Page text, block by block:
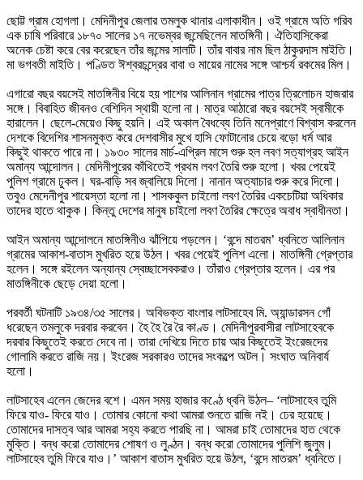
ছোট্ট গ্রাম হোগলা। মেদিনীপুর জেলার তমলুক থানার এলাকাধীন। ওই গ্রামে অতি গরিব
এক চাষি পরিবারে ১৮৭০ সালের ১৭ নভেম্বর জন্মেছিলেন মাতঙ্গিনী। ঐতিহাসিকেরা
অনেক চেষ্টা করে বের করেছেন তাঁর জন্মের সালটি। তাঁর বাবার নাম ছিল ঠাকুরদাস মাইতি।
মা ভগবতী মাইতি। পণ্ডিত ঈশ্বরচন্দ্রের বাবা ও মায়ের নামের সঙ্গে আশ্চর্য রকমের মিল।
এগারো বছর বয়সেই মাতঙ্গিনীর বিয়ে হয় পাশের আলিনান গ্রামের পাত্র ত্রিলোচন হাজরার
সঙ্গে। বিবাহিত জীবনও বেশিদিন স্থায়ী হলো না। মাত্র আঠারো বছর বয়সেই স্বামীকে
হারালেন। ছেলে-মেয়েও কিছু হয়নি। এই অকাল বৈধব্যে তিনি মনেপ্রাণে বিশ্বাস করলেন
দেশকে বিদেশির শাসনমুক্ত করে দেশবাসীর মুখে হাসি ফোটানোর চেয়ে বড়ো ধর্ম আর
কিছুই থাকতে পারে না। ১৯৩০ সালের মার্চ-এপ্রিল মাসে শুরু হল লবণ সত্যাগ্রহ আইন
অমান্য আন্দোলন। মেদিনীপুরের কাঁথিতেই প্রথম লবণ তৈরি শুরু হলো। খবর পেয়েই
পুলিশ গ্রামে ঢুকল। ঘর-বাড়ি সব জ্বালিয়ে দিলো। নানান অত্যাচার শুরু করে দিলো।
তবুও মেদেনীপুর শায়েস্তা হলো না। শাসককুল চাইলো লবণ তৈরির একচেটিয়া অধিকার
তাদের হাতে থাকুক। কিন্তু দেশের মানুষ চাইলো লবণ তৈরির ক্ষেত্রে অবাধ স্বাধীনতা।
আইন অমান্য আন্দোলনে মাতঙ্গিনীও ঝাঁপিয়ে পড়লেন। ‘বন্দে মাতরম’ ধ্বনিতে আলিনান
গ্রামের আকাশ-বাতাস মুখরিত হয়ে উঠল। খবর পেয়েই পুলিশ এলো। মাতঙ্গিনী গ্রেপ্তার
হলেন। সঙ্গে রইলেন অন্যান্য স্বেচ্ছাসেবকরাও। তাঁরাও গ্রেপ্তার হলেন। এর পর
মাতঙ্গিনীকে ছেড়ে দেয়া হলো।
পরবর্তী ঘটনাটি ১৯৩৪/৩৫ সালের। অবিভক্ত বাংলার লাটসাহেব মি. অ্যান্ডারসন গোঁ
ধরেছেন তমলুকে দরবার করবেন। হৈ হৈ রৈ রৈ কাণ্ড। মেদিনীপুরবাসীরা লাটসাহেবকে
দরবার কিছুতেই করতে দেবে না। তারা দেখিয়ে দিতে চায় আর কিছুতেই ইংরেজদের
গোলামি করতে রাজি নয়। ইংরেজ সরকারও তাদের সংকল্পে অটল। সংঘাত অনিবার্য
হলো।
লাটসাহেব এলেন জেদের বশে। এমন সময় হাজার কণ্ঠে ধ্বনি উঠল– ‘লাটসাহেব তুমি
ফিরে যাও- ফিরে যাও। তোমার কোনো কথা আমরা শুনতে রাজি নই। ঢের হয়েছে।
তোমাদের দাসত্ব আর আমরা সহ্য করতে পারছি না। আমরা চাই তোমাদের হাত থেকে
মুক্তি। বন্ধ করো তোমাদের শোষণ ও লুণ্ঠন। বন্ধ করো তোমাদের পুলিশি জুলুম।
লাটসাহেব তুমি ফিরে যাও।’ আকাশ বাতাস মুখরিত হয়ে উঠল, ‘বন্দে মাতরম’ ধ্বনিতে।